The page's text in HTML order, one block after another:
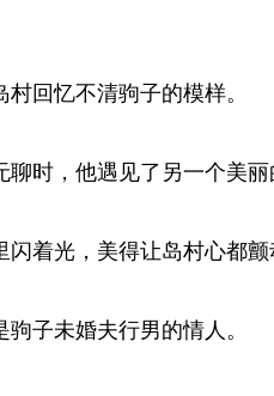
回忆不清驹子的模样。
聊时，他遇见了另一个美
闪着光，美得让岛村心都
子未婚夫行男的情人。